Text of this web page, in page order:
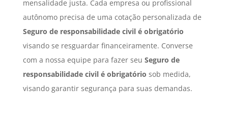
mensalidade justa. Cada empresa ou profissional
autônomo precisa de uma cotação personalizada de
Seguro de responsabilidade civil é obrigatório
visando se resguardar financeiramente. Converse
com a nossa equipe para fazer seu Seguro de
responsabilidade civil é obrigatório sob medida,
visando garantir segurança para suas demandas.